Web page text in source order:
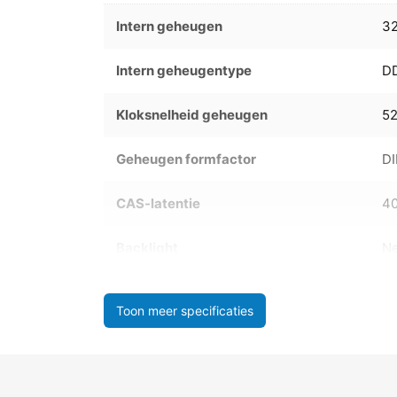
Intern geheugen 32
Intern geheugentype
Kloksnelheid geheugen
Geheugen formfactor
CAS-latentie
Toon meer specificaties